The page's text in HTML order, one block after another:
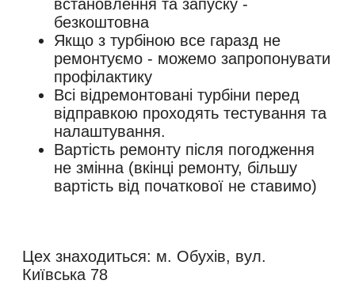
встановлення та запуску -
безкоштовна
Якщо з турбіною все гаразд не
ремонтуємо - можемо запропонувати
профілактику
Всі відремонтовані турбіни перед
відправкою проходять тестування та
налаштування.
Вартість ремонту після погодження
не змінна (вкінці ремонту, більшу
вартість від початкової не ставимо)
Цех знаходиться: м. Обухів, вул.
Київська 78